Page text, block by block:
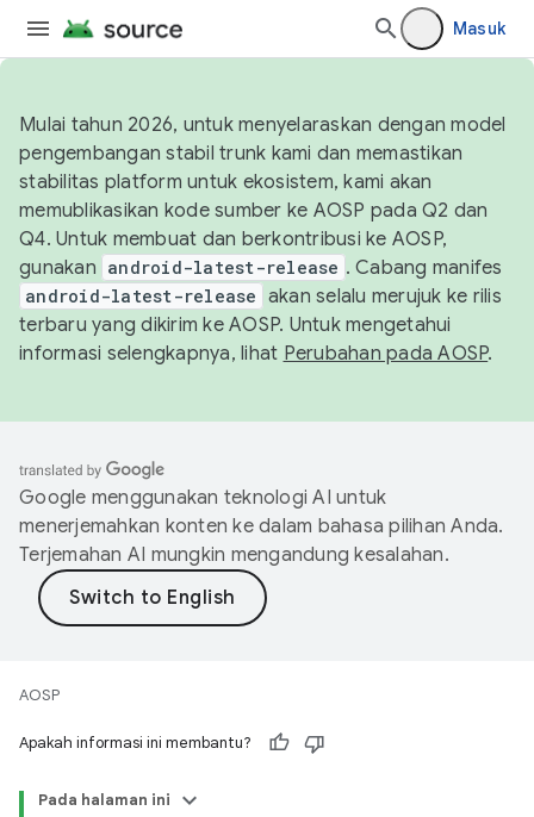
Masuk
Mulai tahun 2026, untuk menyelaraskan dengan model
pengembangan stabil trunk kami dan memastikan
stabilitas platform untuk ekosistem, kami akan
memublikasikan kode sumber ke AOSP pada Q2 dan
Q4. Untuk membuat dan berkontribusi ke AOSP,
gunakan android-latest-release . Cabang manifes
android-latest-release akan selalu merujuk ke rilis
terbaru yang dikirim ke AOSP. Untuk mengetahui
informasi selengkapnya, lihat Perubahan pada AOSP.
Google menggunakan teknologi AI untuk
menerjemahkan konten ke dalam bahasa pilihan Anda.
Terjemahan AI mungkin mengandung kesalahan.
AOSP
Apakah informasi ini membantu?
Pada halaman ini